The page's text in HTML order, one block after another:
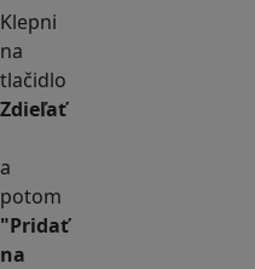
Klepni
na
tlačidlo
Zdieľať
a
potom
"Pridať
na